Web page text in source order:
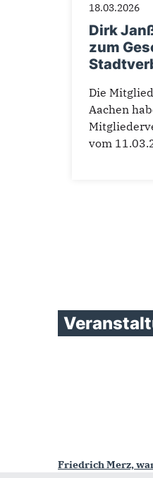
18.03.2026
Dirk
zum
Die
Aachen
vom
Friedrich Merz,